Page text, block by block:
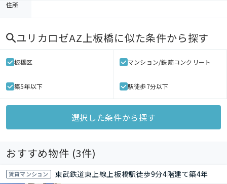
住所
ユリカロゼAZ上板橋に似た条件から探す
板橋区 マンション/鉄筋コンクリート
築5年以下 駅徒歩7分以下
選択した条件から探す
おすすめ物件 (3件)
賃貸マンション 東武鉄道東上線上板橋駅徒歩9分4階建て築4年